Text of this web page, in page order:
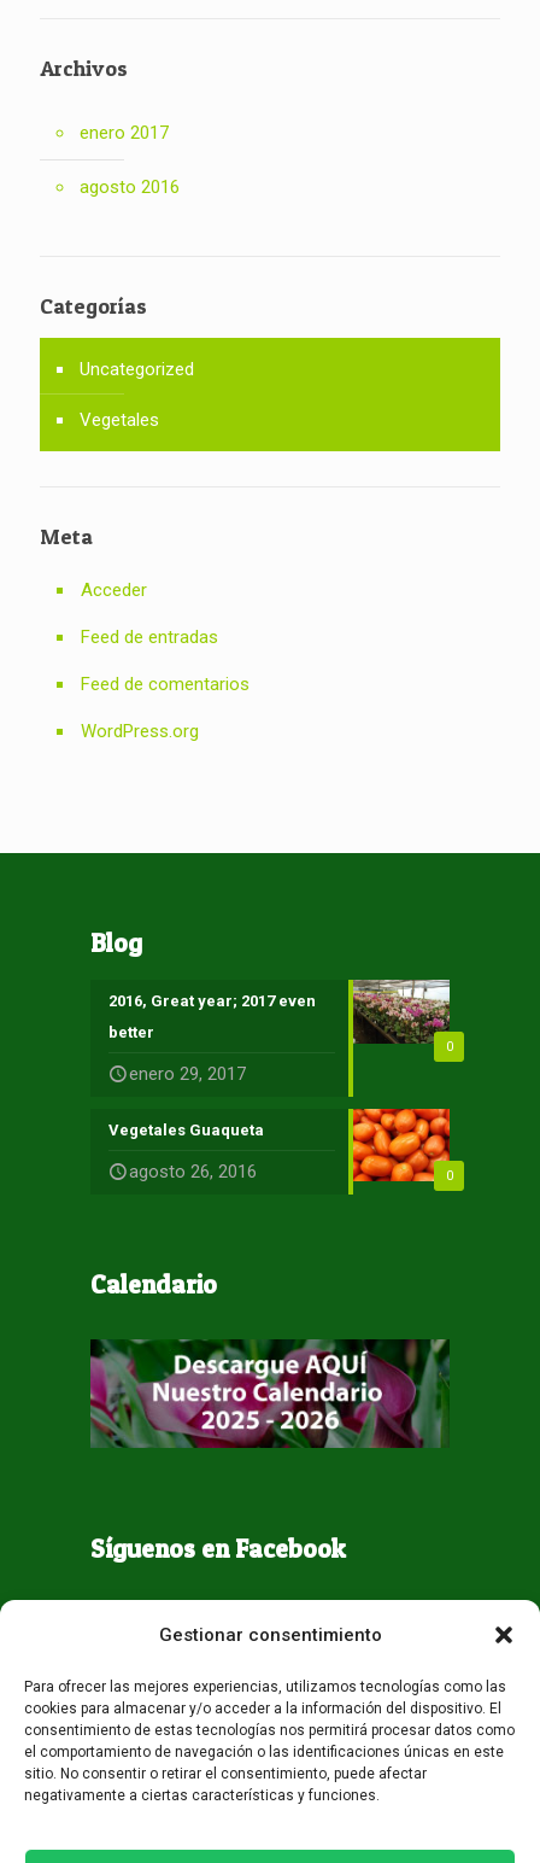
Gestionar consentimiento
Para ofrecer las mejores experiencias, utilizamos tecnologías como las
cookies para almacenar y/o acceder a la información del dispositivo. El
consentimiento de estas tecnologías nos permitirá procesar datos como
el comportamiento de navegación o las identificaciones únicas en este
sitio. No consentir o retirar el consentimiento, puede afectar
negativamente a ciertas características y funciones.
Archivos
enero 2017
agosto 2016
Categorías
Uncategorized
Vegetales
Meta
Acceder
Feed de entradas
Feed de comentarios
WordPress.org
Blog
0
2016, Great year; 2017 even
better
enero 29, 2017
0
Vegetales Guaqueta
agosto 26, 2016
Calendario
Síguenos en Facebook
Todos los derechos reservados - Guaqueta USA 2026